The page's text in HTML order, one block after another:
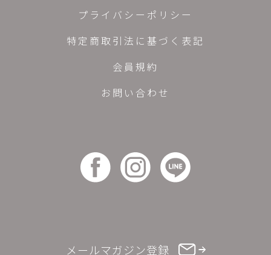
メールマガジン登録
プライバシーポリシー
特定商取引法に基づく表記
会員規約
お問い合わせ